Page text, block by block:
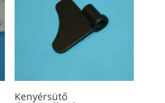
Kenyérsütő